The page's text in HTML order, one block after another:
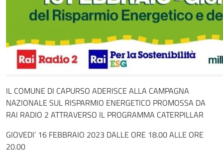
IL COMUNE DI CAPURSO ADERISCE ALLA CAMPAGNA
NAZIONALE SUL RISPARMIO ENERGETICO PROMOSSA DA
RAI RADIO 2 ATTRAVERSO IL PROGRAMMA CATERPILLAR
GIOVEDI’ 16 FEBBRAIO 2023 DALLE ORE 18.00 ALLE ORE
20.00